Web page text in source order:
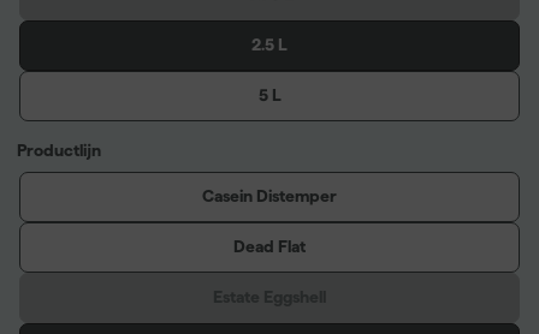
2.5 L
5 L
Productlijn
Casein Distemper
Dead Flat